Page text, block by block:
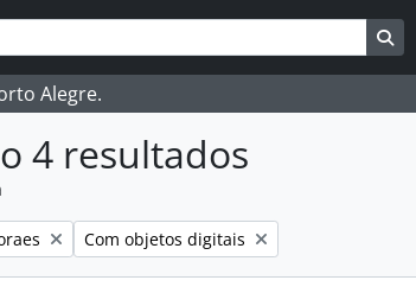
Alegre.
4 resultados
Remover filtro:
Com objetos digitais